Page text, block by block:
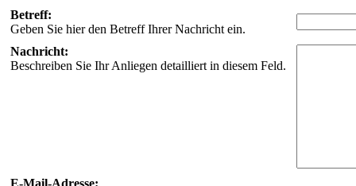
Betreff:
Geben Sie hier den Betreff Ihrer Nachricht ein.
Nachricht:
Beschreiben Sie Ihr Anliegen detailliert in diesem Feld.
E-Mail-Adresse: